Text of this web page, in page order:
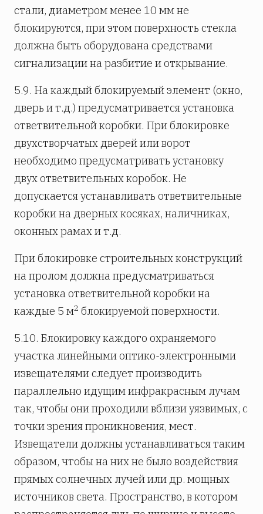
стали, диаметром менее 10 мм не
блокируются, при этом поверхность стекла
должна быть оборудована средствами
сигнализации на разбитие и открывание.
5.9. На каждый блокируемый элемент (окно,
дверь и т.д.) предусматривается установка
ответвительной коробки. При блокировке
двухстворчатых дверей или ворот
необходимо предусматривать установку
двух ответвительных коробок. Не
допускается устанавливать ответвительные
коробки на дверных косяках, наличниках,
оконных рамах и т.д.
При блокировке строительных конструкций
на пролом должна предусматриваться
установка ответвительной коробки на
каждые 5 м2 блокируемой поверхности.
5.10. Блокировку каждого охраняемого
участка линейными оптико-электронными
извещателями следует производить
параллельно идущим инфракрасным лучам
так, чтобы они проходили вблизи уязвимых, с
точки зрения проникновения, мест.
Извещатели должны устанавливаться таким
образом, чтобы на них не было воздействия
прямых солнечных лучей или др. мощных
источников света. Пространство, в котором